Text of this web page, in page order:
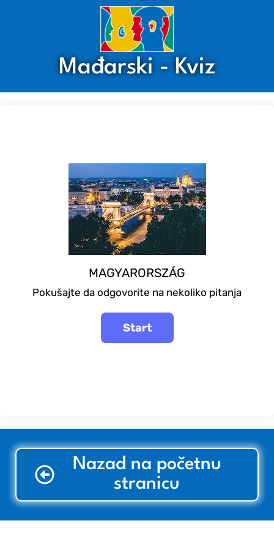
Mađarski - Kviz
MAGYARORSZÁG
Pokušajte da odgovorite na nekoliko pitanja
Nazad na početnu
stranicu